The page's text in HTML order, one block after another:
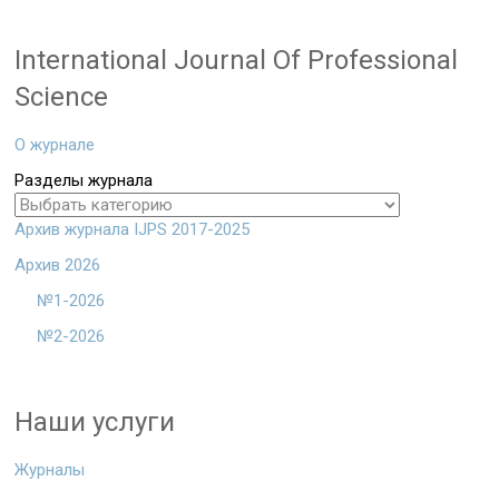
International Journal Of Professional
Science
О журнале
Разделы журнала
Архив журнала IJPS 2017-2025
Архив 2026
№1-2026
№2-2026
Наши услуги
Журналы